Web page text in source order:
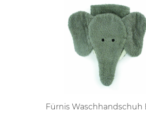
Fürnis Waschhandschuh